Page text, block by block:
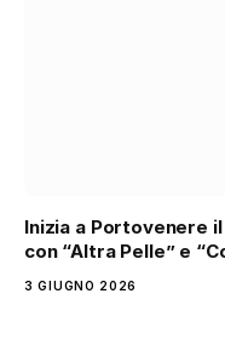
Inizia a Portovenere
con “Altra Pelle” e
3 GIUGNO 2026